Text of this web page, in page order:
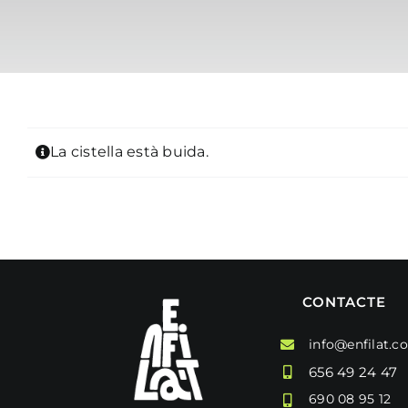
La cistella està buida.
CONTACTE
656 49 24 47
690 08 95 12